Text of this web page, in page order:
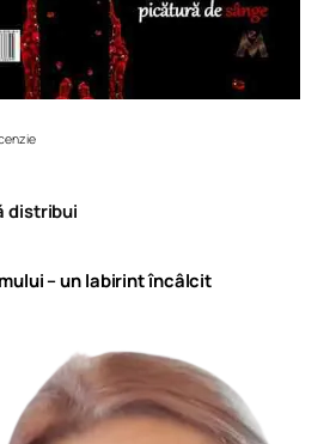
distribui
– un labirint încâlcit